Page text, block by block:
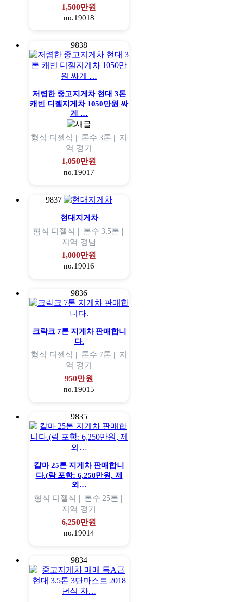
1,500만원
no.19018
9838
저렴한 중고지게차 현대 3톤
캐빈 디젤지게차 1050만원 싸
게 …
형식 디젤식 | 톤수 3톤 | 지
역 경기
1,050만원
no.19017
9837
현대지게차
형식 디젤식 | 톤수 3.5톤 |
지역 경남
1,000만원
no.19016
9836
크락크 7톤 지게차 판매합니
다.
형식 디젤식 | 톤수 7톤 | 지
역 경기
950만원
no.19015
9835
칼마 25톤 지게차 판매합니
다.(람 포함: 6,250만원, 제
외…
형식 디젤식 | 톤수 25톤 |
지역 경기
6,250만원
no.19014
9834